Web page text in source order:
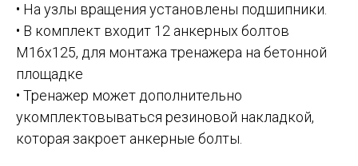
• На узлы вращения установлены подшипники.
• В комплект входит 12 анкерных болтов
М16х125, для монтажа тренажера на бетонной
площадке
• Тренажер может дополнительно
укомплектовываться резиновой накладкой,
которая закроет анкерные болты.